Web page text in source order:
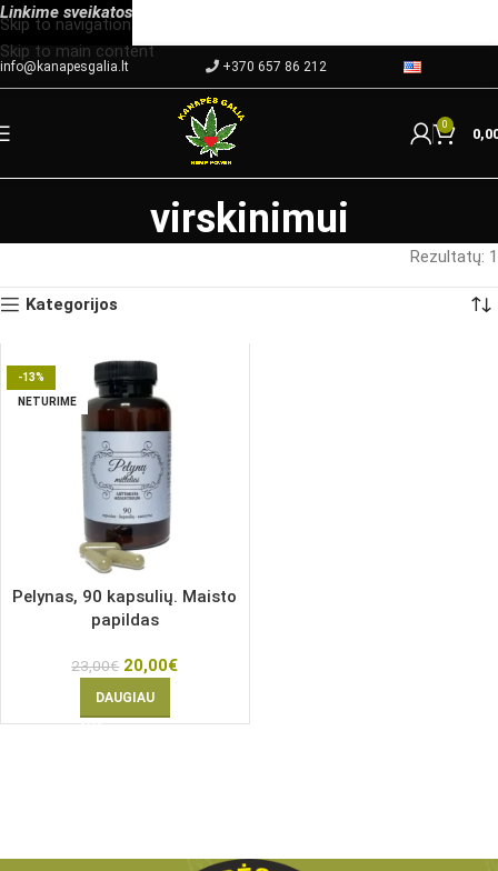
Skip to navigation
Skip to main content
info@kanapesgalia.lt +370 657 86 212
0
virskinimui
Rezultatų: 1
Kategorijos
-13%
NETURIME
Pelynas, 90 kapsulių. Maisto
papildas
23,00€ 20,00€
DAUGIAU
Linkime sveikatos